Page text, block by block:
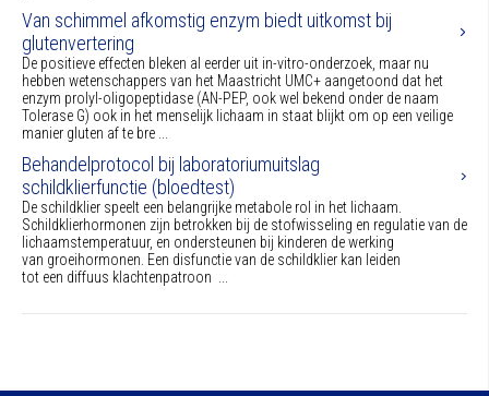
Van schimmel afkomstig enzym biedt uitkomst bij
glutenvertering
De positieve effecten bleken al eerder uit in-vitro-onderzoek, maar nu
hebben wetenschappers van het Maastricht UMC+ aangetoond dat het
enzym prolyl-oligopeptidase (AN-PEP, ook wel bekend onder de naam
Tolerase G) ook in het menselijk lichaam in staat blijkt om op een veilige
manier gluten af te bre ...
Behandelprotocol bij laboratoriumuitslag
schildklierfunctie (bloedtest)
De schildklier speelt een belangrijke metabole rol in het lichaam.
Schildklierhormonen zijn betrokken bij de stofwisseling en regulatie van de
lichaamstemperatuur, en ondersteunen bij kinderen de werking
van groeihormonen. Een disfunctie van de schildklier kan leiden
tot een diffuus klachtenpatroon ...